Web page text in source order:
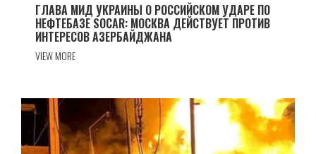
ГЛАВА МИД УКРАИНЫ О РОССИЙСКОМ УДАРЕ ПО
НЕФТЕБАЗЕ SOCAR: МОСКВА ДЕЙСТВУЕТ ПРОТИВ
ИНТЕРЕСОВ АЗЕРБАЙДЖАНА
VIEW MORE